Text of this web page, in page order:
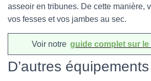
asseoir en tribunes. De cette manière,
vos fesses et vos jambes au sec.
Voir notre guide complet sur le
D’autres équipements